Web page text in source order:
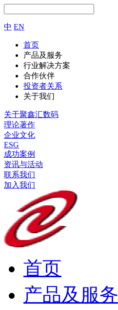
中 EN
首页
产品及服务
行业解决方案
合作伙伴
投资者关系
关于我们
关于聚鑫汇数码
理论著作
企业文化
ESG
成功案例
资讯与活动
联系我们
加入我们
首页
产品及服务